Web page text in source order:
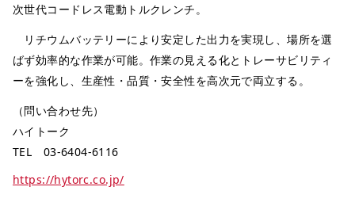
次世代コードレス電動トルクレンチ。
リチウムバッテリーにより安定した出力を実現し、場所を選
ばず効率的な作業が可能。作業の見える化とトレーサビリティ
ーを強化し、生産性・品質・安全性を高次元で両立する。
（問い合わせ先）
ハイトーク
TEL 03-6404-6116
https://hytorc.co.jp/